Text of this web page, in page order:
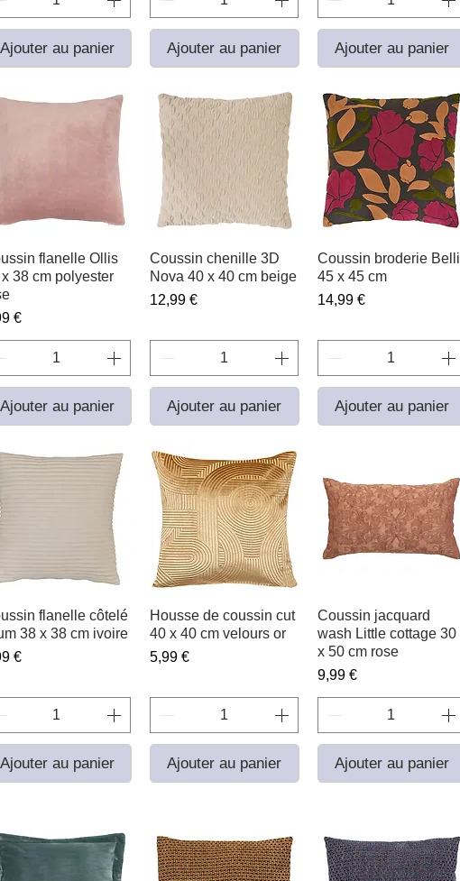
Ajouter au panier Ajouter au panier Ajouter au panier
Aperçu rapide
flanelle Ollis
38 cm polyester
€
Ajouter au panier
Aperçu rapide
Coussin chenille 3D
Nova 40 x 40 cm beige
Prix
12,99 €
Ajouter au panier
Aperçu rapide
Coussin broderie Belli
45 x 45 cm
Prix
14,99 €
Ajouter au panier
Aperçu rapide
flanelle côtelé
38 x 38 cm ivoire
€
Ajouter au panier
Aperçu rapide
Housse de coussin cut
40 x 40 cm velours or
Prix
5,99 €
Ajouter au panier
Aperçu rapide
Coussin jacquard
wash Little cottage 30
x 50 cm rose
Prix
9,99 €
Ajouter au panier